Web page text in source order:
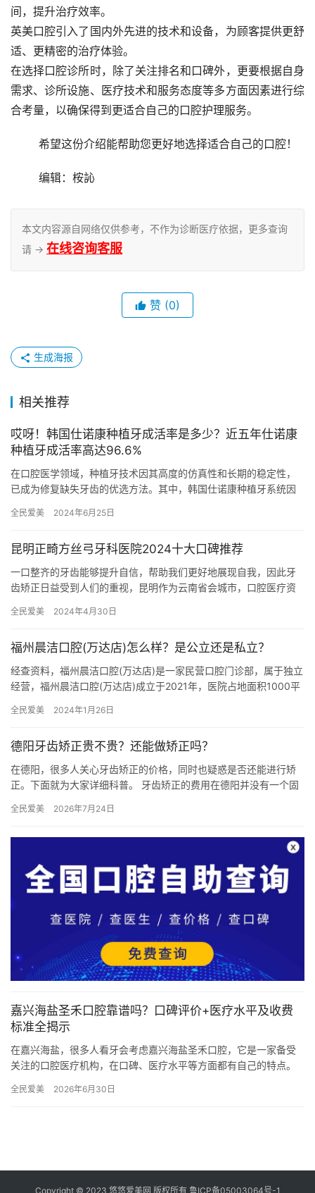
间，提升治疗效率。
英美口腔引入了国内外先进的技术和设备，为顾客提供更舒
适、更精密的治疗体验。
在选择口腔诊所时，除了关注排名和口碑外，更要根据自身
需求、诊所设施、医疗技术和服务态度等多方面因素进行综
合考量，以确保得到更适合自己的口腔护理服务。
	希望这份介绍能帮助您更好地选择适合自己的口腔！
	编辑：桉訫
本文内容源自网络仅供参考，不作为诊断医疗依据，更多查询
请 → 在线咨询客服
赞 (0)
生成海报
相关推荐
哎呀！韩国仕诺康种植牙成活率是多少？近五年仕诺康
种植牙成活率高达96.6%
在口腔医学领域，种植牙技术因其高度的仿真性和长期的稳定性，
已成为修复缺失牙齿的优选方法。其中，韩国仕诺康种植牙系统因
绕韩国…
全民爱美 2024年6月25日
昆明正畸方丝弓牙科医院2024十大口碑推荐
一口整齐的牙齿能够提升自信，帮助我们更好地展现自我，因此牙
齿矫正日益受到人们的重视，昆明作为云南省会城市，口腔医疗资
您揭晓…
全民爱美 2024年4月30日
福州晨洁口腔(万达店)怎么样？是公立还是私立？
经查资料，福州晨洁口腔(万达店)是一家民营口腔门诊部，属于独立
经营，福州晨洁口腔(万达店)成立于2021年，医院占地面积1000平
全民爱美 2024年1月26日
德阳牙齿矫正贵不贵？还能做矫正吗？
在德阳，很多人关心牙齿矫正的价格，同时也疑惑是否还能进行矫
正。下面就为大家详细科普。 牙齿矫正的费用在德阳并没有一个固
正价…
全民爱美 2026年7月24日
嘉兴海盐圣禾口腔靠谱吗？口碑评价+医疗水平及收费
标准全揭示
在嘉兴海盐，很多人看牙会考虑嘉兴海盐圣禾口腔，它是一家备受
关注的口腔医疗机构，在口碑、医疗水平等方面都有自己的特点。
口…
全民爱美 2026年6月30日
Copyright © 2023 悠悠爱美网 版权所有 鲁ICP备05003064号-1